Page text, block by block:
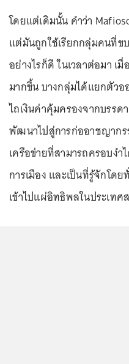
โดยแต่เดิมนั้น คำว่า
แต่มันถูกใช้เรียกกลุ่มคนที่ข
อย่างไรก็ดี ในเวลาต่อมา เ
มากขึ้น บางกลุ่มได้แยกตัวอ
ไถเงินค่าคุ้มครองจากบรร
พัฒนาไปสู่การก่ออาชญากร
เครือข่ายที่สามารถครอบง
การเมือง และเป็นที่รู้จักโดย
เข้าไปแผ่อิทธิพลในประเทศ